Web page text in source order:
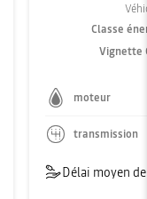
Classe
Vignette
moteur
transmission
Délai moyen